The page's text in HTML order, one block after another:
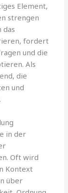
Element,
strengen
das
fordert
und die
Als
die
und
in der
Oft wird
Kontext
über